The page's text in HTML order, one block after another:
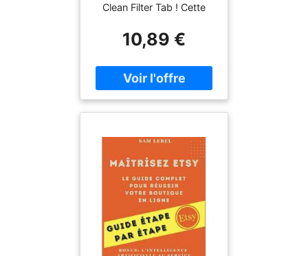
Clean Filter Tab ! Cette
ultra-efficace nettoie et
détartrant tous types de
filtres de piscine,
garantissant des
équipements tout en
respectant
l'environnement. Nettoie
et détarre en profondeur
tous types de filtres :
cartouche, sable, verre,
zéolithe Formule
concentrée pour une
efficacité maximale
10,89 €